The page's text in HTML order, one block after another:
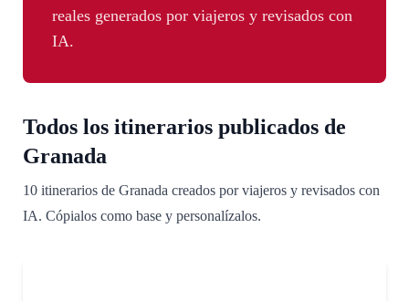
reales generados por viajeros y revisados con
IA.
Todos los itinerarios publicados de
Granada
10 itinerarios de Granada creados por viajeros y revisados con
IA. Cópialos como base y personalízalos.